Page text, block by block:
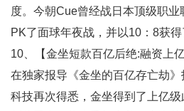
度。今朝Cue曾经战日本顶级职
PK了面球年夜战，并以10：8获得
10、【金坐短款百亿后绝:融资上
在独家报导《金坐的百亿存亡劫
科技再次得悉，金坐得到了上亿